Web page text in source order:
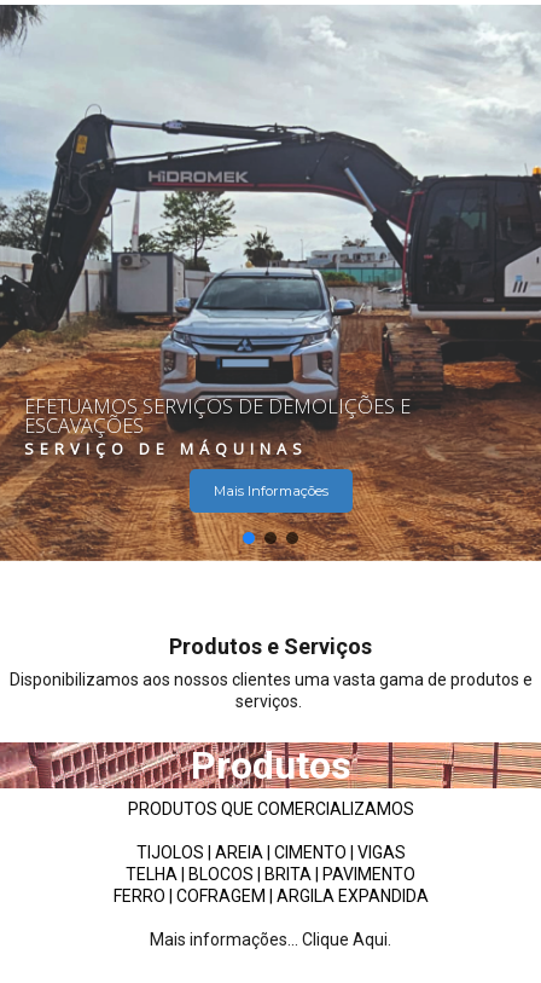
EFETUAMOS SERVIÇOS DE DEMOLIÇÕES E
ESCAVAÇÕES
SERVIÇO DE MÁQUINAS
Mais Informações
Produtos e Serviços
Disponibilizamos aos nossos clientes uma vasta gama de produtos e
serviços.
Produtos
PRODUTOS QUE COMERCIALIZAMOS
TIJOLOS | AREIA | CIMENTO | VIGAS
TELHA | BLOCOS | BRITA | PAVIMENTO
FERRO | COFRAGEM | ARGILA EXPANDIDA
Mais informações... Clique Aqui.